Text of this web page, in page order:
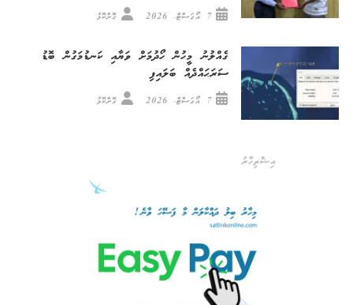
7 އޯގަސްޓް، 2026 ގޮށްކޮޅު
ގެއްލުނު މީހުން ހޯދުމަށް ވަޔާއި ކަނޑުމަގުން ބޮޑު
ސަރަޙައްދެއް ބަލައިފި
7 އޯގަސްޓް، 2026 ގޮށްކޮޅު
އިޝްތިހާރު